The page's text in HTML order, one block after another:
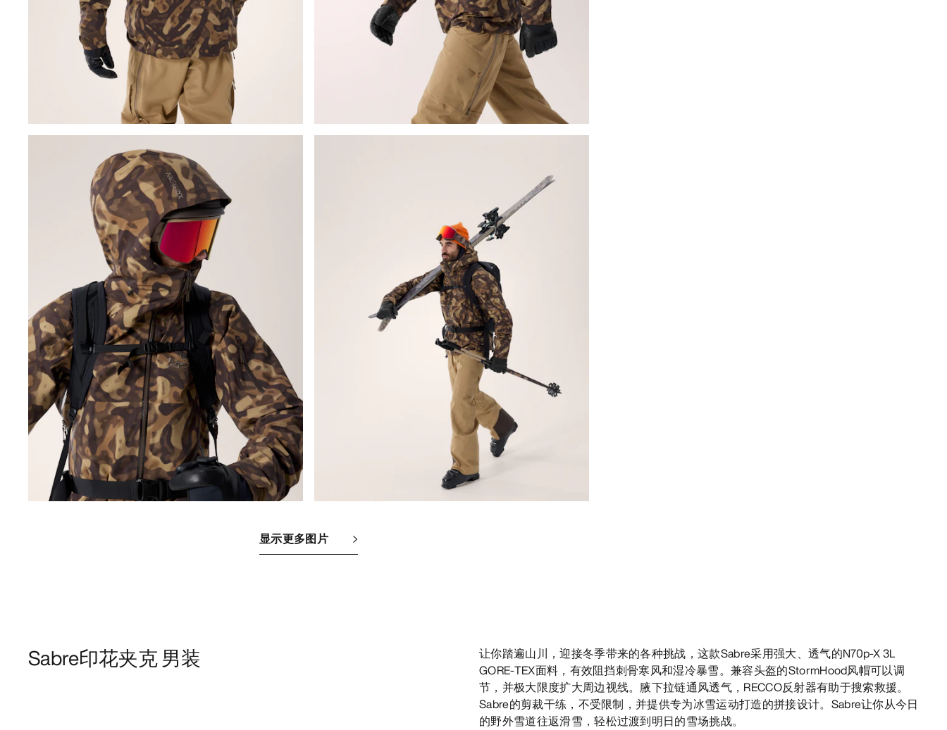
显示更多图片
Sabre印花夹克 男装
让你踏遍山川，迎接冬季带来的各种挑战，这款Sabre采用强大、透气的N70p-X 3L
GORE-TEX面料，有效阻挡刺骨寒风和湿冷暴雪。兼容头盔的StormHood风帽可以调
节，并极大限度扩大周边视线。腋下拉链通风透气，RECCO反射器有助于搜索救援。
Sabre的剪裁干练，不受限制，并提供专为冰雪运动打造的拼接设计。Sabre让你从今日
的野外雪道往返滑雪，轻松过渡到明日的雪场挑战。